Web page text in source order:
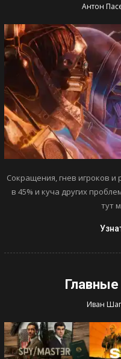
Антон
Сокращения, гнев игроков
в 45% и куча других
тут
Иван